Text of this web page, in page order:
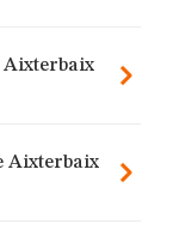
Aixterbaix
Aixterbaix